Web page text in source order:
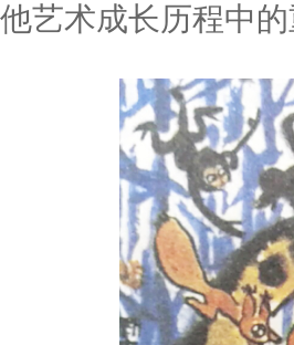
他艺术成长历程中的